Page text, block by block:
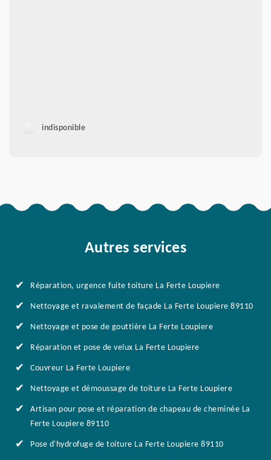
indisponible
Autres services
Réparation, urgence fuite toiture La Ferte Loupiere
Nettoyage et ravalement de façade La Ferte Loupiere 89110
Nettoyage et pose de gouttière La Ferte Loupiere
Réparation et pose de velux La Ferte Loupiere
Couvreur La Ferte Loupiere
Nettoyage et démoussage de toiture La Ferte Loupiere
Artisan pour pose et réparation de chapeau de cheminée La
Ferte Loupiere 89110
Pose d'hydrofuge de toiture La Ferte Loupiere 89110